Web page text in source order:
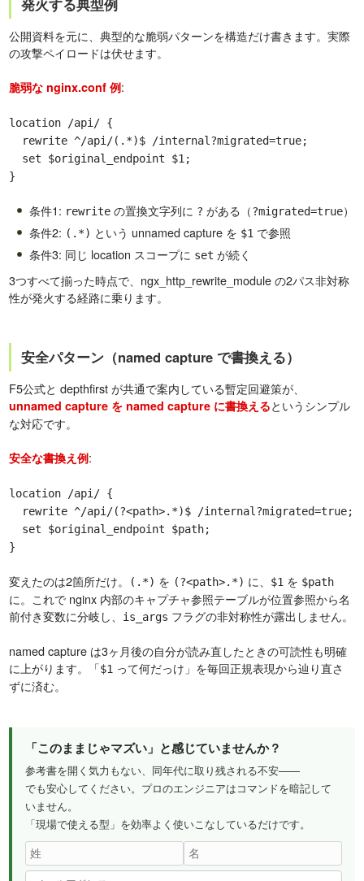
発火する典型例
公開資料を元に、典型的な脆弱パターンを構造だけ書きます。実際
の攻撃ペイロードは伏せます。
脆弱な nginx.conf 例:
location /api/ {
rewrite ^/api/(.*)$ /internal?migrated=true;
set $original_endpoint $1;
}
条件1: rewrite の置換文字列に ? がある（?migrated=true）
条件2: (.*) という unnamed capture を $1 で参照
条件3: 同じ location スコープに set が続く
3つすべて揃った時点で、ngx_http_rewrite_module の2パス非対称
性が発火する経路に乗ります。
安全パターン（named capture で書換える）
F5公式と depthfirst が共通で案内している暫定回避策が、
unnamed capture を named capture に書換えるというシンプル
な対応です。
安全な書換え例:
location /api/ {
rewrite ^/api/(?<path>.*)$ /internal?migrated=true;
set $original_endpoint $path;
}
変えたのは2箇所だけ。 (.*) を (?<path>.*) に、 $1 を $path
に。これで nginx 内部のキャプチャ参照テーブルが位置参照から名
前付き変数に分岐し、
is_args フラグの非対称性が露出しません。
named capture は3ヶ月後の自分が読み直したときの可読性も明確
に上がります。「$1 って何だっけ」を毎回正規表現から辿り直さ
ずに済む。
「このままじゃマズい」と感じていませんか？
参考書を開く気力もない、同年代に取り残される不安——
でも安心してください。プロのエンジニアはコマンドを暗記して
いません。
「現場で使える型」を効率よく使いこなしているだけです。